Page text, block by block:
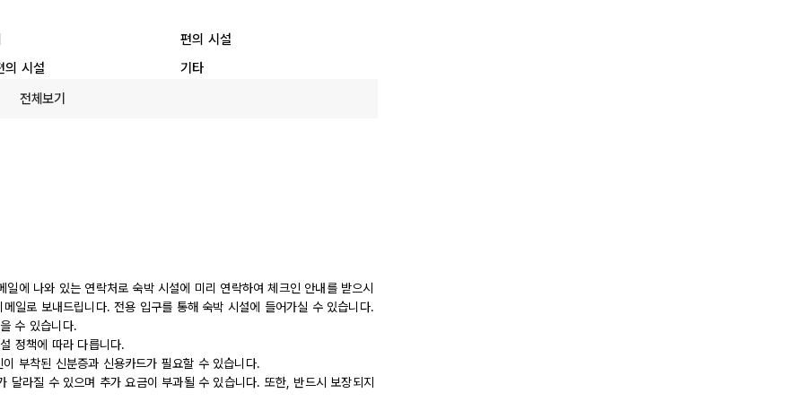
편의 시설
의 시설
기타
전체보기
에 나와 있는 연락처로 숙박 시설에 미리 연락하여 체크인 안내를 받으시
일로 보내드립니다. 전용 입구를 통해 숙박 시설에 들어가실 수 있습니다.
수 있습니다.
정책에 따라 다릅니다.
부착된 신분증과 신용카드가 필요할 수 있습니다.
달라질 수 있으며 추가 요금이 부과될 수 있습니다. 또한, 반드시 보장되지